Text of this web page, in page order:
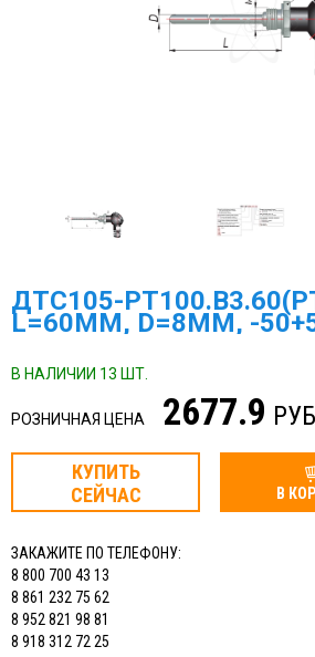
ДТС105-
L=60ММ, D=8ММ, -
В НАЛИЧИИ 13 ШТ.
РОЗНИЧНАЯ ЦЕНА 2677.9 РУБ
КУПИТЬ
СЕЙЧАС
В
ЗАКАЖИТЕ ПО ТЕЛЕФОНУ:
8 800 700 43 13
8 861 232 75 62
8 952 821 98 81
8 918 312 72 25